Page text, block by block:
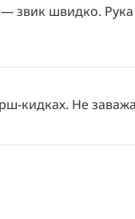
швидко. Рука
кидках. Не